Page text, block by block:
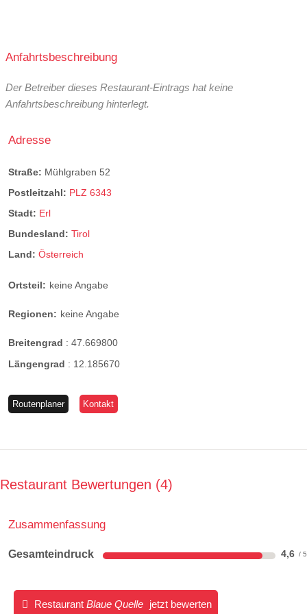
Anfahrtsbeschreibung
Der Betreiber dieses Restaurant-Eintrags hat keine
Anfahrtsbeschreibung hinterlegt.
Adresse
Straße: Mühlgraben 52
Postleitzahl: PLZ 6343
Stadt: Erl
Bundesland: Tirol
Land: Österreich
Ortsteil: keine Angabe
Regionen: keine Angabe
Breitengrad : 47.669800
Längengrad : 12.185670
Routenplaner Kontakt
Restaurant Bewertungen 4
Zusammenfassung
Gesamteindruck 4,6
Restaurant Blaue Quelle jetzt bewerten